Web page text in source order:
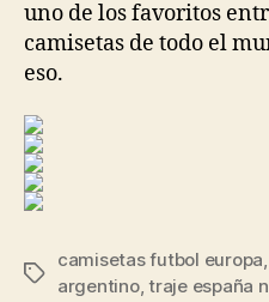
uno de los favoritos
camisetas de todo el
eso.
Etiquetas
camisetas futbol europa,
argentino,traje españa